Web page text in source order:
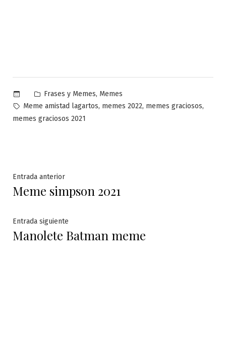
Publicado
en
Frases y Memes, Memes
Etiquetas:
Meme amistad lagartos, memes 2022, memes graciosos,
memes graciosos 2021
Navegación
de
entradas
Entrada anteriorEntrada
anterior:
Meme simpson 2021
Entrada siguiente
siguiente:
Manolete Batman meme